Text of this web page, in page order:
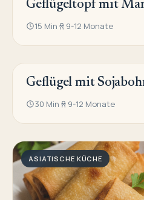
ASIATISCHE KÜCHE
Geflügeltopf mit
15 Min 9-12 Monate
ASIATISCHE KÜCHE
Geflügel mit
30 Min 9-12 Monate
ASIATISCHE KÜCHE